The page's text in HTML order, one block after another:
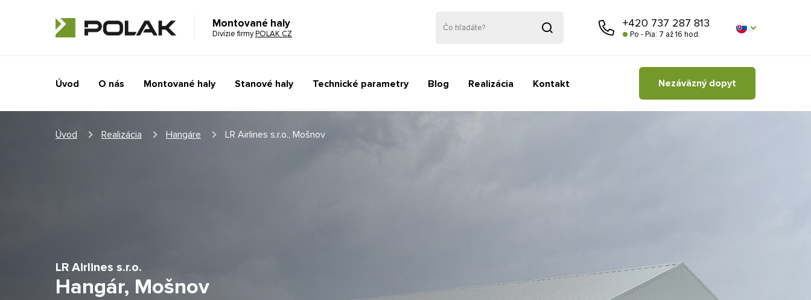
Montované haly
Divízie firmyPOLAK CZ
+420 737 287 813
Po - Pia: 7 až 16 hod.
Úvod O nás Montované haly Stanové haly Technické parametry Blog Realizácia Kontakt Nezáväzný dopyt
Úvod Realizácia Hangáre LR Airlines s.r.o., Mošnov
LR Airlines s.r.o.
Hangár, Mošnov